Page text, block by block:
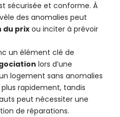
sécurisée et conforme. À
des anomalies peut
du prix ou inciter à prévoir
un élément clé de
lors d’une
logement sans anomalies
rapidement, tandis
peut nécessiter une
de réparations.